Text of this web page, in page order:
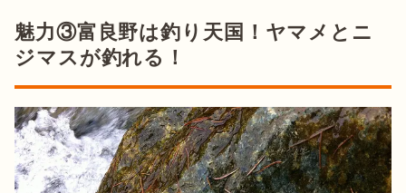
魅力③富良野は釣り天国！ヤマメとニ
ジマスが釣れる！